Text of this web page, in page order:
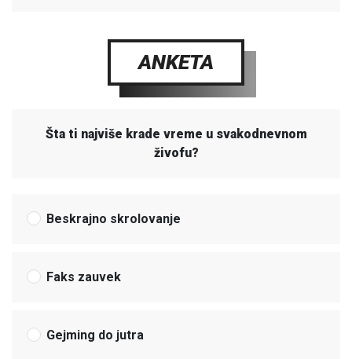
ANKETA
Šta ti najviše krade vreme u svakodnevnom
živofu?
Beskrajno skrolovanje
Faks zauvek
Gejming do jutra